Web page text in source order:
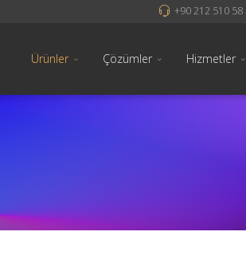
+90 212 510 58
Ürünler Çözümler Hizmetler